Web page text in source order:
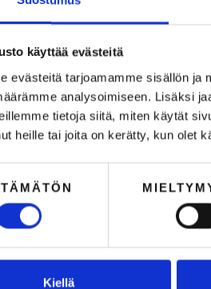
käyttää evästeitä
evästeitä tarjoamamme sisällön ja
analysoimiseen. Lisäksi
tietoja siitä, miten käytät
heille tai joita on kerätty, kun olet
Kiellä
BRÄNDI VASTUULLISUUS